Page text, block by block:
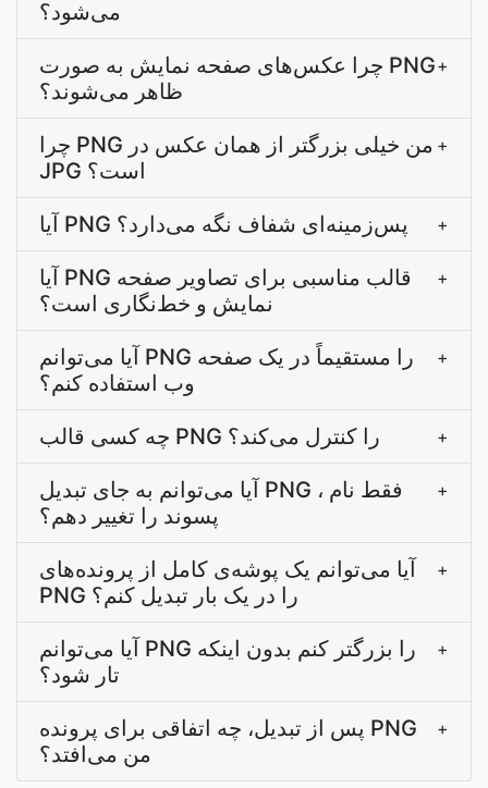
می‌شود؟
چرا عکس‌های صفحه نمایش به صورت PNG
ظاهر می‌شوند؟
+
چرا PNG من خیلی بزرگتر از همان عکس در
JPG است؟
+
آیا PNG پس‌زمینه‌ای شفاف نگه می‌دارد؟ +
آیا PNG قالب مناسبی برای تصاویر صفحه
نمایش و خط‌نگاری است؟
+
آیا می‌توانم PNG را مستقیماً در یک صفحه
وب استفاده کنم؟
+
چه کسی قالب PNG را کنترل می‌کند؟ +
آیا می‌توانم به جای تبدیل PNG ، فقط نام
پسوند را تغییر دهم؟
+
آیا می‌توانم یک پوشه‌ی کامل از پرونده‌های
PNG را در یک بار تبدیل کنم؟
+
آیا می‌توانم PNG را بزرگتر کنم بدون اینکه
تار شود؟
+
پس از تبدیل، چه اتفاقی برای پرونده PNG
من می‌افتد؟
+